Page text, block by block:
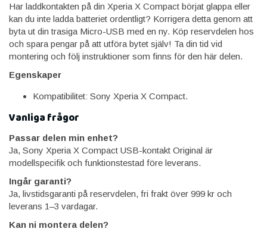
Har laddkontakten på din Xperia X Compact börjat glappa eller
kan du inte ladda batteriet ordentligt? Korrigera detta genom att
byta ut din trasiga Micro-USB med en ny. Köp reservdelen hos
och spara pengar på att utföra bytet själv! Ta din tid vid
montering och följ instruktioner som finns för den här delen.
Egenskaper
Kompatibilitet: Sony Xperia X Compact.
Vanliga frågor
Passar delen min enhet?
Ja, Sony Xperia X Compact USB-kontakt Original är
modellspecifik och funktionstestad före leverans.
Ingår garanti?
Ja, livstidsgaranti på reservdelen, fri frakt över 999 kr och
leverans 1–3 vardagar.
Kan ni montera delen?